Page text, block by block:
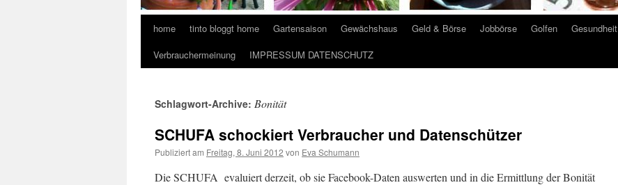
home tinto bloggt home Gartensaison Gewächshaus Geld & Börse Jobbörse Golfen Gesundheit
Verbrauchermeinung
IMPRESSUM DATENSCHUTZ
Schlagwort-Archive: Bonität
SCHUFA schockiert Verbraucher und Datenschützer
Publiziert am Freitag, 8. Juni 2012 von Eva Schumann
Die SCHUFA evaluiert derzeit, ob sie Facebook-Daten auswerten und in die Ermittlung der Bonität